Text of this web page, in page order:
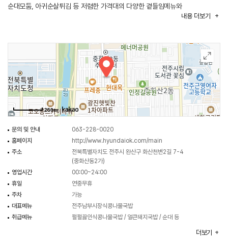
순대모둠, 아귀순살튀김 등 저렴한 가격대의 다양한 곁들임메뉴와
현대옥스테이크, 햄볶음밥 등 가족외식에 적합한 어린이메뉴들이 있다.
있다.
내용 더보기
250m
문의 및 안내
063-228-0020
홈페이지
http://www.hyundaiok.com/main
주소
전북특별자치도 전주시 완산구 화산천변2길 7-4
(중화산동2가)
영업시간
00:00~24:00
휴일
연중무휴
주차
가능
대표메뉴
전주남부시장식콩나물국밥
취급메뉴
펄펄끓인식콩나물국밥 / 얼큰돼지국밥 / 순대 등
더보기